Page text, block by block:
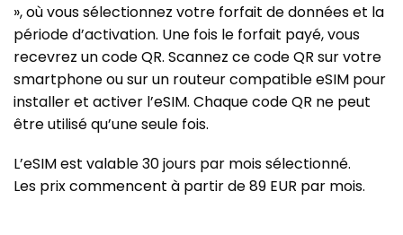
», où vous sélectionnez votre forfait de données et la
période d’activation. Une fois le forfait payé, vous
recevrez un code QR. Scannez ce code QR sur votre
smartphone ou sur un routeur compatible eSIM pour
installer et activer l’eSIM. Chaque code QR ne peut
être utilisé qu’une seule fois.
L’eSIM est valable 30 jours par mois sélectionné.
Les prix commencent à partir de 89 EUR par mois.